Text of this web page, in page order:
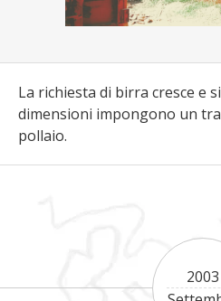
La richiesta di birra cresce e
dimensioni impongono un
pollaio.
2003